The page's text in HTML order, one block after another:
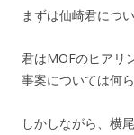
まずは仙崎君につ
君はMOFのヒアリ
事案については何
しかしながら、横